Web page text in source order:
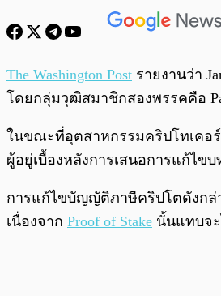
พร้อมเล่น
The Washington Post รายงานว่า
โดยกลุ่มวุฒิสมาชิกสองพรรคคือ
ในขณะที่อุตสาหกรรมคริปโทเคอร์
ผู้อยู่เบื้องหลังการเสนอการแก้ไ
การแก้ไขบัญญัติภาษีคริปโตดังก
เนื่องจาก Proof of Stake นั้นแทบจะ